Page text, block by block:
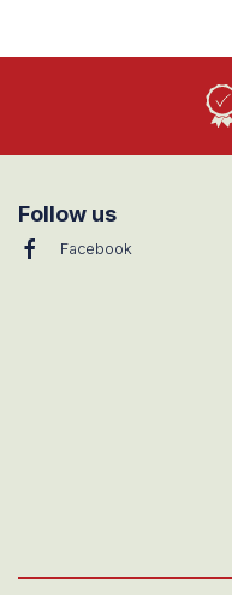
Follow us
Facebook